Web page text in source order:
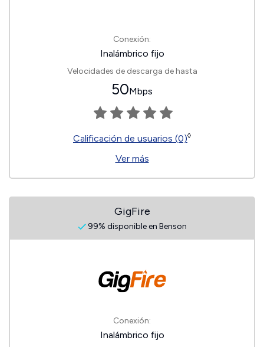
Conexión:
Inalámbrico fijo
Velocidades de descarga de hasta
50Mbps
Calificación de usuarios (0)◊
Ver más
GigFire
99% disponible en Benson
Conexión:
Inalámbrico fijo